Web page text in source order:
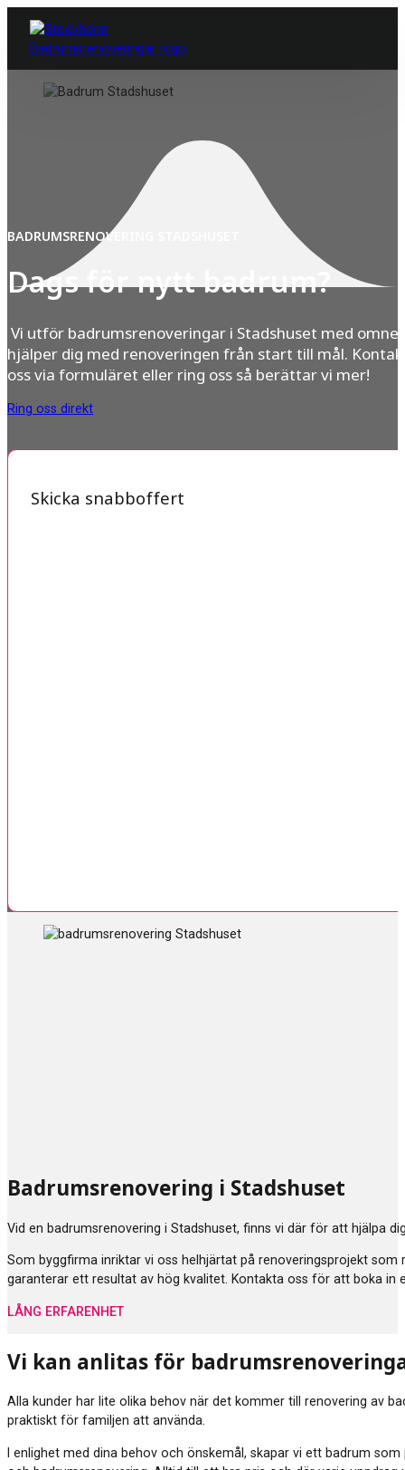
BADRUMSRENOVERING STADSHUSET
Dags för nytt badrum?
Vi utför badrumsrenoveringar i Stadshuset med
hjälper dig med renoveringen från start till mål.
oss via formuläret eller ring oss så berättar vi mer!
Ring oss direkt
Skicka snabboffert
Badrumsrenovering i Stadshuset
Vid en badrumsrenovering i Stadshuset, finns vi där för att hjälpa
Som byggfirma inriktar vi oss helhjärtat på renoveringsprojekt
garanterar ett resultat av hög kvalitet. Kontakta oss för att boka
LÅNG ERFARENHET
Vi kan anlitas för
Alla kunder har lite olika behov när det kommer till renovering av
praktiskt för familjen att använda.
I enlighet med dina behov och önskemål, skapar vi ett badrum